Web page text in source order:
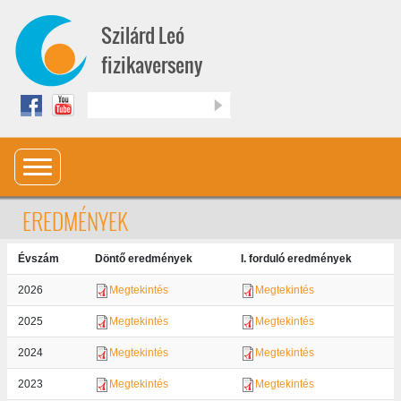
Szilárd Leó
fizikaverseny
EREDMÉNYEK
Évszám Döntő eredmények I. forduló eredmények
2026 Megtekintés Megtekintés
2025 Megtekintés Megtekintés
2024 Megtekintés Megtekintés
2023 Megtekintés Megtekintés